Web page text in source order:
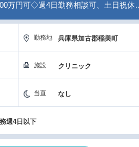
万円可◇週4日勤務相談可、土日祝休
勤務地 兵庫県加古郡稲美町
施設 クリニック
当直 なし
週4日以下